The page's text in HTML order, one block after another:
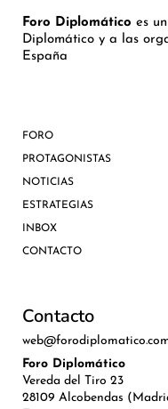
Foro Diplomático es
Diplomático y a las
España
FORO
PROTAGONISTAS
NOTICIAS
ESTRATEGIAS
INBOX
CONTACTO
Contacto
Foro Diplomático
Vereda del Tiro 23
28109 Alcobendas